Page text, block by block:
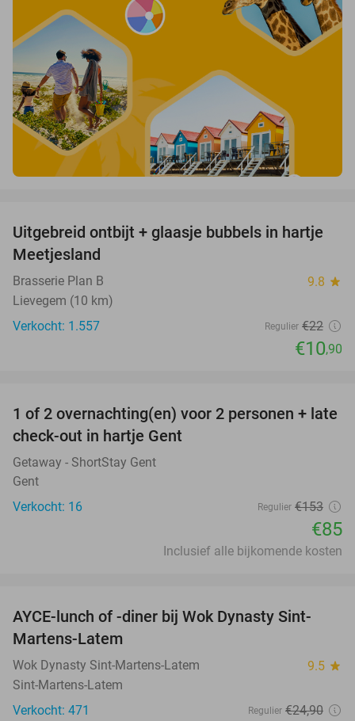
50%
Uitgebreid ontbijt + glaasje bubbels in hartje
Meetjesland
Brasserie Plan B 9.8 star
Lievegem (10 km)
Verkocht: 1.557
Regulier €22
€10,90
44%
1 of 2 overnachting(en) voor 2 personen + late
check-out in hartje Gent
Getaway - ShortStay Gent
Gent
Verkocht: 16
Regulier €153
€85
Inclusief alle bijkomende kosten
17%
AYCE-lunch of -diner bij Wok Dynasty Sint-
Martens-Latem
Wok Dynasty Sint-Martens-Latem 9.5 star
Sint-Martens-Latem
Verkocht: 471
Regulier €24,90